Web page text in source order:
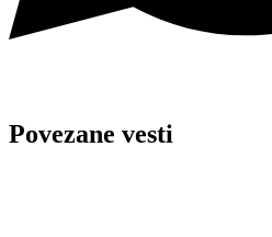
Povezane vesti